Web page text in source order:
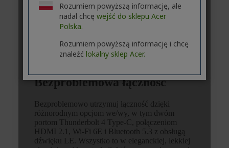
Rozumiem powyższą informację, ale
nadal chcę wejść do sklepu Acer
Polska.
Rozumiem powyższą informację i chcę
znaleźć lokalny sklep Acer.